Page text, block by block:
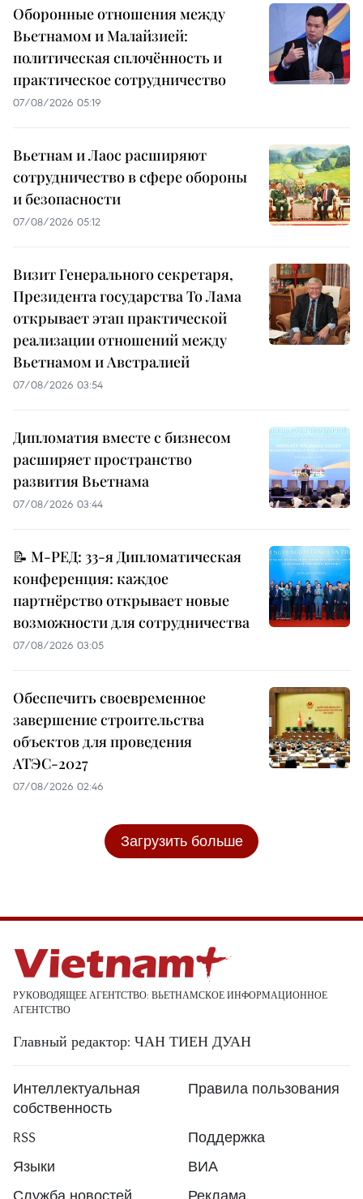
Оборонные отношения между
Вьетнамом и Малайзией:
политическая сплочённость и
практическое сотрудничество
07/08/2026 05:19
Вьетнам и Лаос расширяют
сотрудничество в сфере обороны
и безопасности
07/08/2026 05:12
Визит Генерального секретаря,
Президента государства То Лама
открывает этап практической
реализации отношений между
Вьетнамом и Австралией
07/08/2026 03:54
Дипломатия вместе с бизнесом
расширяет пространство
развития Вьетнама
07/08/2026 03:44
📝 М-РЕД: 33-я Дипломатическая
конференция: каждое
партнёрство открывает новые
возможности для сотрудничества
07/08/2026 03:05
Обеспечить своевременное
завершение строительства
объектов для проведения
АТЭС-2027
07/08/2026 02:46
Загрузить больше
РУКОВОДЯЩЕЕ АГЕНТСТВО: ВЬЕТНАМСКОЕ ИНФОРМАЦИОННОЕ
АГЕНТСТВО
Главный редактор: ЧАН ТИЕН ДУАН
Интеллектуальная
собственность
Правила пользования
RSS
Поддержка
Языки
ВИА